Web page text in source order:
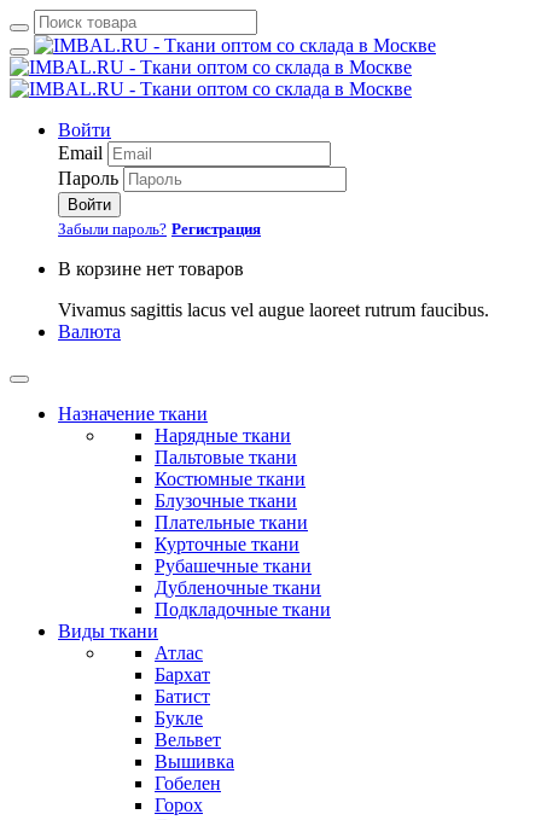
Войти
Email
Пароль
Войти
Забыли пароль? Регистрация
В корзине нет товаров
Vivamus sagittis lacus vel augue laoreet rutrum faucibus.
Валюта
Назначение ткани
Нарядные ткани
Пальтовые ткани
Костюмные ткани
Блузочные ткани
Плательные ткани
Курточные ткани
Рубашечные ткани
Дубленочные ткани
Подкладочные ткани
Виды ткани
Атлас
Бархат
Батист
Букле
Вельвет
Вышивка
Гобелен
Горох